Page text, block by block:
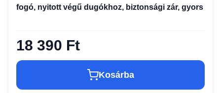
fogó, nyitott végű dugókhoz, biztonsági zár, gyors
18 390 Ft
Kosárba